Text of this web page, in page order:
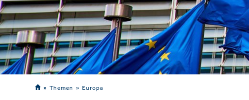
Themen Europa